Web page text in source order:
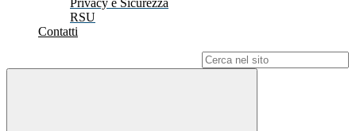
Privacy e Sicurezza
RSU
Contatti